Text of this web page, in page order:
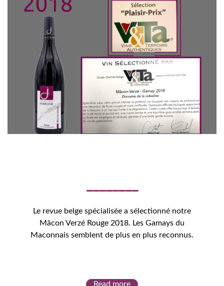
Le revue belge spécialisée a sélectionné notre
Mâcon Verzé Rouge 2018. Les Gamays du
Maconnais semblent de plus en plus reconnus.
Read more